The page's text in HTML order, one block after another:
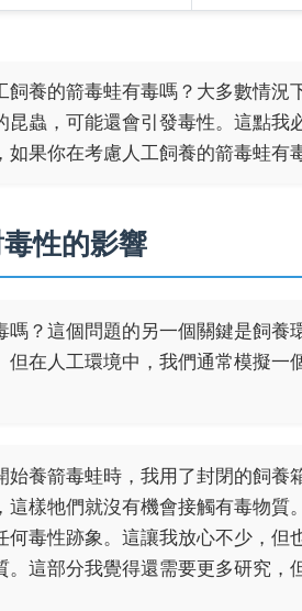
飼養的箭毒蛙有毒嗎？大多數情
昆蟲，可能還會引發毒性。這點我
如果你在考慮人工飼養的箭毒蛙有
性的影響
嗎？這個問題的另一個關鍵是飼
但在人工環境中，我們通常模擬一
始養箭毒蛙時，我用了封閉的飼養
這樣牠們就沒有機會接觸有毒物質
何毒性跡象。這讓我放心不少，但
。這部分我覺得還需要更多研究